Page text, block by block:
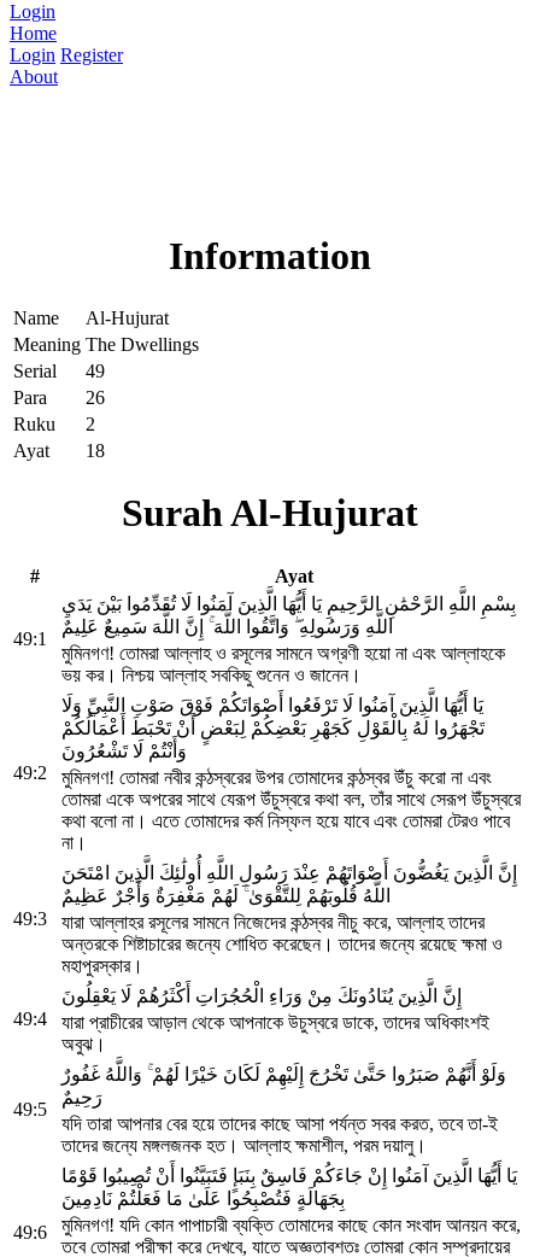
Login
Home
Login Register
About
Information
Name
Al-Hujurat
Meaning The Dwellings
Serial
49
Para
26
Ruku
2
Ayat
18
Surah Al-Hujurat
# Ayat
49:1
بِسْمِ اللَّهِ الرَّحْمَٰنِ الرَّحِيمِ يَا أَيُّهَا الَّذِينَ آمَنُوا لَا تُقَدِّمُوا بَيْنَ يَدَيِ
اللَّهِ وَرَسُولِهِ ۖ وَاتَّقُوا اللَّهَ ۚ إِنَّ اللَّهَ سَمِيعٌ عَلِيمٌ
মুমিনগণ! তোমরা আল্লাহ ও রসূলের সামনে অগ্রণী হয়ো না এবং আল্লাহকে
ভয় কর। নিশ্চয় আল্লাহ সবকিছু শুনেন ও জানেন।
49:2
يَا أَيُّهَا الَّذِينَ آمَنُوا لَا تَرْفَعُوا أَصْوَاتَكُمْ فَوْقَ صَوْتِ النَّبِيِّ وَلَا
تَجْهَرُوا لَهُ بِالْقَوْلِ كَجَهْرِ بَعْضِكُمْ لِبَعْضٍ أَنْ تَحْبَطَ أَعْمَالُكُمْ
وَأَنْتُمْ لَا تَشْعُرُونَ
মুমিনগণ! তোমরা নবীর কন্ঠস্বরের উপর তোমাদের কন্ঠস্বর উঁচু করো না এবং
তোমরা একে অপরের সাথে যেরূপ উঁচুস্বরে কথা বল, তাঁর সাথে সেরূপ উঁচুস্বরে
কথা বলো না। এতে তোমাদের কর্ম নিস্ফল হয়ে যাবে এবং তোমরা টেরও পাবে
না।
49:3
إِنَّ الَّذِينَ يَغُضُّونَ أَصْوَاتَهُمْ عِنْدَ رَسُولِ اللَّهِ أُولَٰئِكَ الَّذِينَ امْتَحَنَ
اللَّهُ قُلُوبَهُمْ لِلتَّقْوَىٰ ۚ لَهُمْ مَغْفِرَةٌ وَأَجْرٌ عَظِيمٌ
যারা আল্লাহর রসূলের সামনে নিজেদের কন্ঠস্বর নীচু করে, আল্লাহ তাদের
অন্তরকে শিষ্টাচারের জন্যে শোধিত করেছেন। তাদের জন্যে রয়েছে ক্ষমা ও
মহাপুরস্কার।
49:4
إِنَّ الَّذِينَ يُنَادُونَكَ مِنْ وَرَاءِ الْحُجُرَاتِ أَكْثَرُهُمْ لَا يَعْقِلُونَ
যারা প্রাচীরের আড়াল থেকে আপনাকে উচুস্বরে ডাকে, তাদের অধিকাংশই
অবুঝ।
49:5
وَلَوْ أَنَّهُمْ صَبَرُوا حَتَّىٰ تَخْرُجَ إِلَيْهِمْ لَكَانَ خَيْرًا لَهُمْ ۚ وَاللَّهُ غَفُورٌ
رَحِيمٌ
যদি তারা আপনার বের হয়ে তাদের কাছে আসা পর্যন্ত সবর করত, তবে তা-ই
তাদের জন্যে মঙ্গলজনক হত। আল্লাহ ক্ষমাশীল, পরম দয়ালু।
49:6
يَا أَيُّهَا الَّذِينَ آمَنُوا إِنْ جَاءَكُمْ فَاسِقٌ بِنَبَإٍ فَتَبَيَّنُوا أَنْ تُصِيبُوا قَوْمًا
بِجَهَالَةٍ فَتُصْبِحُوا عَلَىٰ مَا فَعَلْتُمْ نَادِمِينَ
মুমিনগণ! যদি কোন পাপাচারী ব্যক্তি তোমাদের কাছে কোন সংবাদ আনয়ন করে,
তবে তোমরা পরীক্ষা করে দেখবে, যাতে অজ্ঞতাবশতঃ তোমরা কোন সম্প্রদায়ের